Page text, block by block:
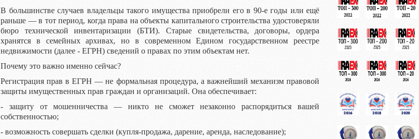
В большинстве случаев владельцы такого имущества приобрели его в 90-е годы или ещё
раньше — в тот период, когда права на объекты капитального строительства удостоверяли
бюро технической инвентаризации (БТИ). Старые свидетельства, договоры, ордера
хранятся в семейных архивах, но в современном Едином государственном реестре
недвижимости (далее - ЕГРН) сведений о правах по этим объектам нет.
Почему это важно именно сейчас?
Регистрация прав в ЕГРН — не формальная процедура, а важнейший механизм правовой
защиты имущественных прав граждан и организаций. Она обеспечивает:
- защиту от мошенничества — никто не сможет незаконно распорядиться вашей
собственностью;
- возможность совершать сделки (купля-продажа, дарение, аренда, наследование);